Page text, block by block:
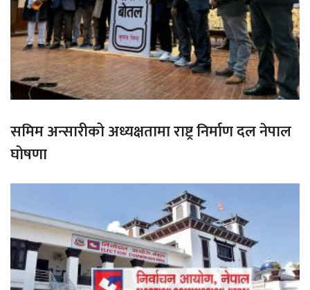
समिम अन्सारीको अध्यक्षतामा राष्ट्र निर्माण दल नेपाल
घोषणा